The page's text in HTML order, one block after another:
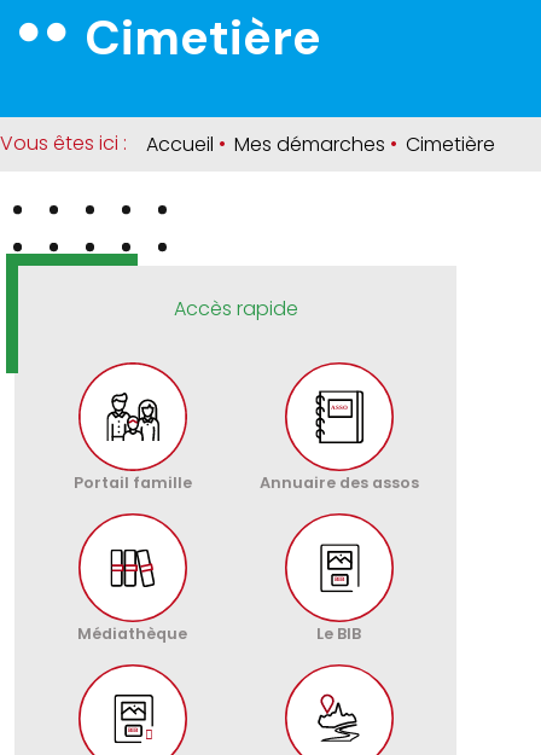
Cimetière
Vous êtes ici : Accueil • Mes démarches • Cimetière
Accès rapide
Portail famille Annuaire des assos
Médiathèque Le BIB